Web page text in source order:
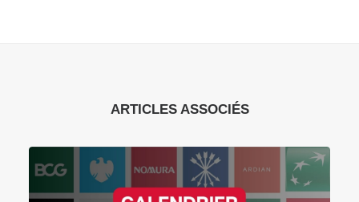
ARTICLES ASSOCIÉS